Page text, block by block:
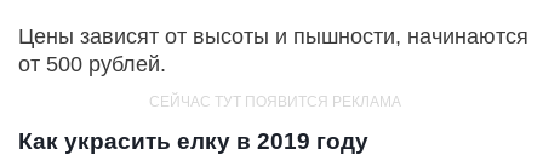
Цены зависят от высоты и пышности, начинаются
от 500 рублей.
Как украсить елку в 2019 году